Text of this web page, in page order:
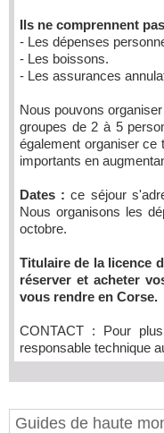
Guides de haute
Ils ne comprennent
- Les dépenses
- Les boissons.
- Les assurances
Nous pouvons
groupes de 2 à 5
également organiser ce
importants en
Dates : ce séjour
Nous organisons les
octobre.
Titulaire de la licence
réserver et acheter
vous rendre en Corse.
CONTACT : Pour
responsable technique